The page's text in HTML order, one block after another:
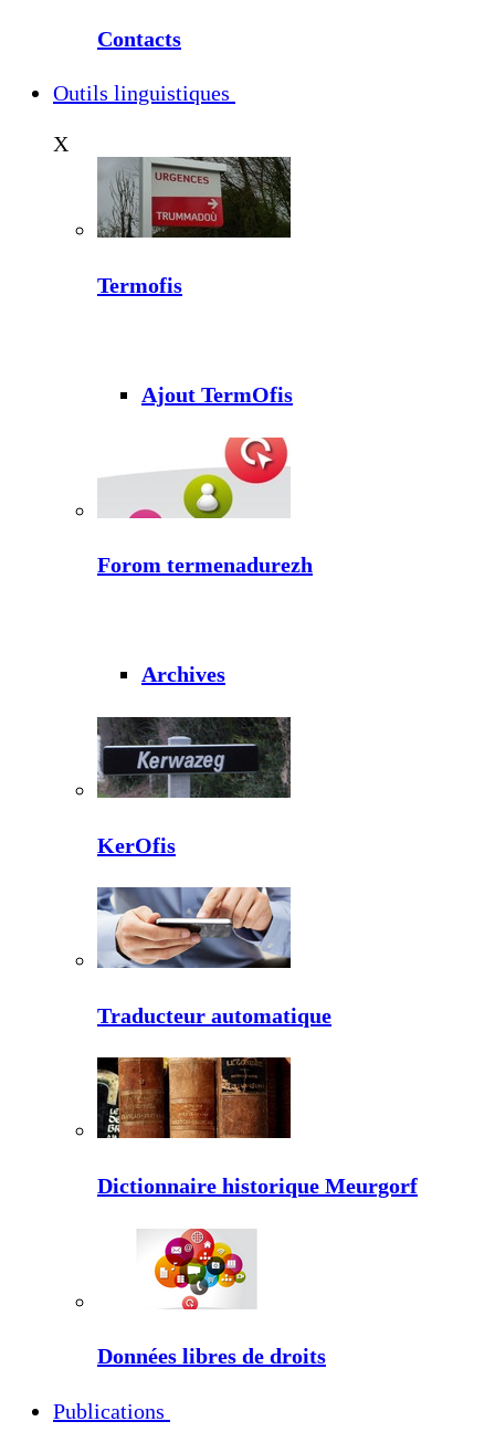
Contacts
Outils linguistiques
X
Termofis
Ajout TermOfis
Forom termenadurezh
Archives
KerOfis
Traducteur automatique
Dictionnaire historique Meurgorf
Données libres de droits
Publications